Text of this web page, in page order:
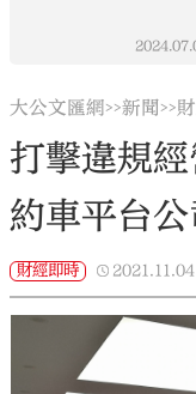
大公文匯網>>新聞>>
打擊違規
約車平台公
財經即時 2021.11.04